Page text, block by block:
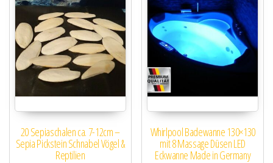
20 Sepiaschalen ca. 7-12cm –
Sepia Pickstein Schnabel Vögel &
Reptilien
Whirlpool Badewanne 130×130
mit 8 Massage Düsen LED
Eckwanne Made in Germany